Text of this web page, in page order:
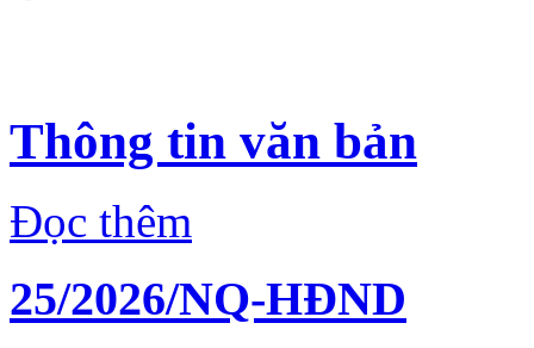
Thông tin văn bản
Đọc thêm
25/2026/NQ-HĐND